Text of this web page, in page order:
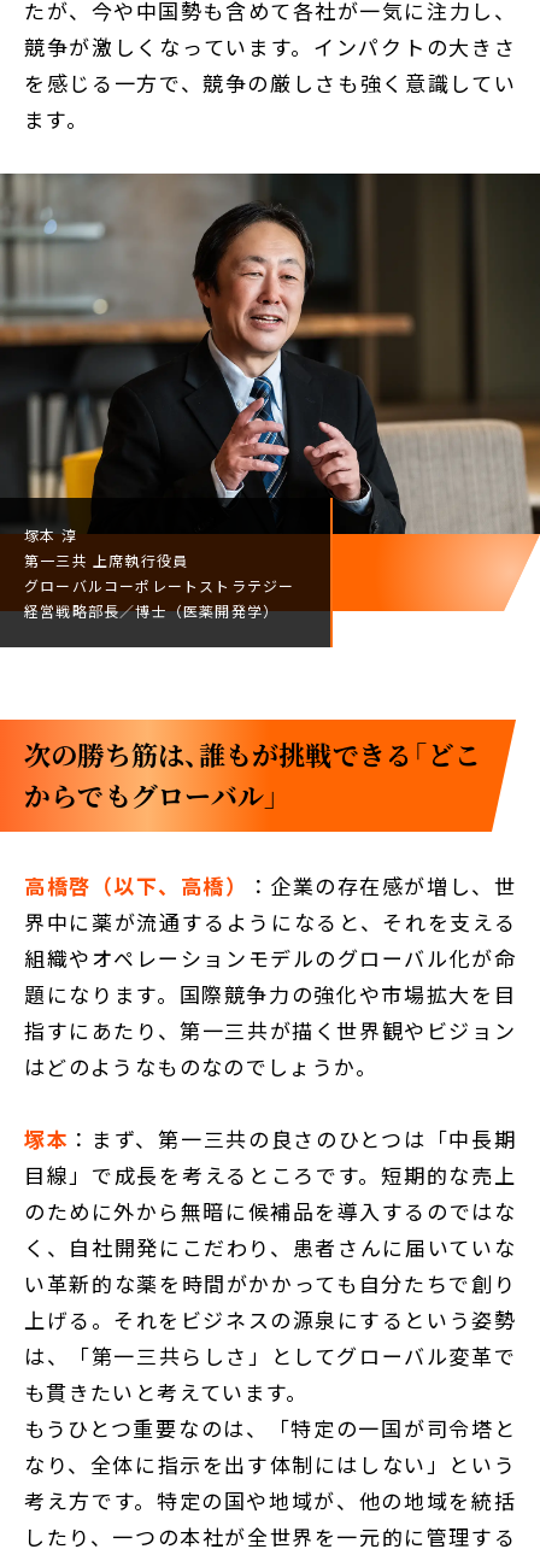
たが、今や中国勢も含めて各社が一気に注力し、
競争が激しくなっています。インパクトの大きさ
を感じる一方で、競争の厳しさも強く意識してい
ます。
塚本 淳
第一三共 上席執行役員
グローバルコーポレート ストラテジー
経営戦略部長／博士（医薬開発学）
次の勝ち筋は、誰もが挑戦できる「どこ
からでもグローバル」
高橋啓（以下、高橋）
：企業の存在感が増し、世
界中に薬が流通するようになると、それを支える
組織やオペレーションモデルのグローバル化が命
題になります。国際競争力の強化や市場拡大を目
指すにあたり、第一三共が描く世界観やビジョン
はどのようなものなのでしょうか。
塚本 ：まず、第一三共の良さのひとつは「中長期
目線」で成長を考えるところです。短期的な売上
のために外から無暗に候補品を導入するのではな
く、自社開発にこだわり、患者さんに届いていな
い革新的な薬を時間がかかっても自分たちで創り
上げる。それをビジネスの源泉にするという姿勢
は、「第一三共らしさ」としてグローバル変革で
も貫きたいと考えています。
もうひとつ重要なのは、「特定の一国が司令塔と
なり、全体に指示を出す体制にはしない」という
考え方です。特定の国や地域が、他の地域を統括
したり、一つの本社が全世界を一元的に管理する